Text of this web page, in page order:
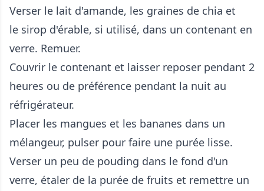
Verser le lait d'amande, les graines de chia et
le sirop d'érable, si utilisé, dans un contenant en
verre. Remuer.
Couvrir le contenant et laisser reposer pendant 2
heures ou de préférence pendant la nuit au
réfrigérateur.
Placer les mangues et les bananes dans un
mélangeur, pulser pour faire une purée lisse.
Verser un peu de pouding dans le fond d'un
verre, étaler de la purée de fruits et remettre un